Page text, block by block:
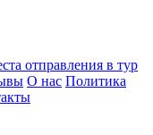
отправления в тур
О нас Политика